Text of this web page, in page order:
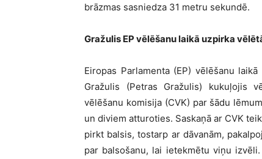
brāzmas sasniedza 31 metru sekundē.
Gražulis EP vēlēšanu laikā uzpirka
Eiropas Parlamenta (EP) vēlēšanu
Gražulis (Petras Gražulis) kukuļojis
vēlēšanu komisija (CVK) par šādu
un diviem atturoties. Saskaņā ar CVK
pirkt balsis, tostarp ar dāvanām,
par balsošanu, lai ietekmētu viņu